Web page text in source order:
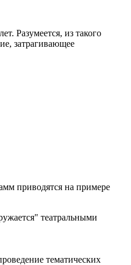
Разумеется, из такого
затрагивающее
приводятся на примере
театральными
тематических